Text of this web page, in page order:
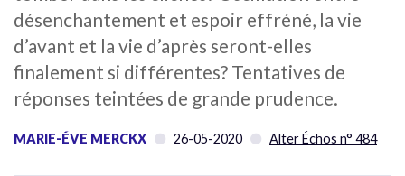
désenchantement et espoir effréné, la vie
d’avant et la vie d’après seront-elles
finalement si différentes? Tentatives de
réponses teintées de grande prudence.
MARIE-ÉVE MERCKX 26-05-2020 Alter Échos n° 484